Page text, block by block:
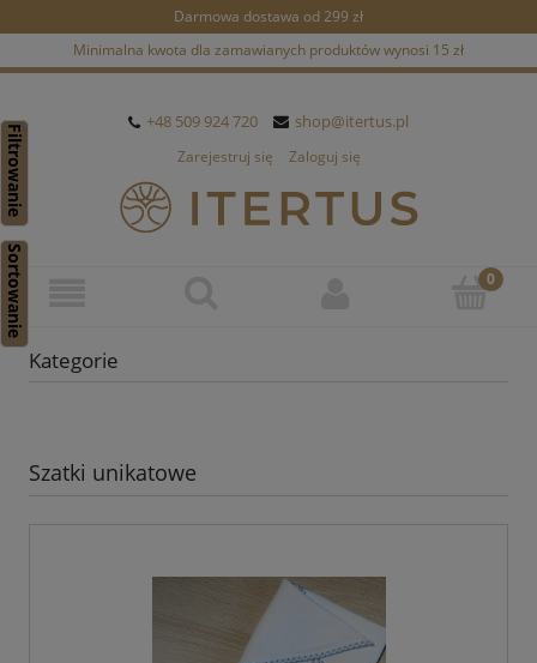
Darmowa dostawa od 299 zł
Minimalna kwota dla zamawianych produktów wynosi 15 zł
+48 509 924 720 shop@itertus.pl
Zarejestruj się Zaloguj się
Kategorie
Szatki unikatowe
Filtrowanie
Sortowanie